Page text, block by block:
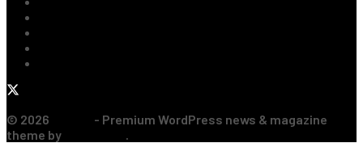
© 2026
- Premium WordPress news & magazine
theme by
.